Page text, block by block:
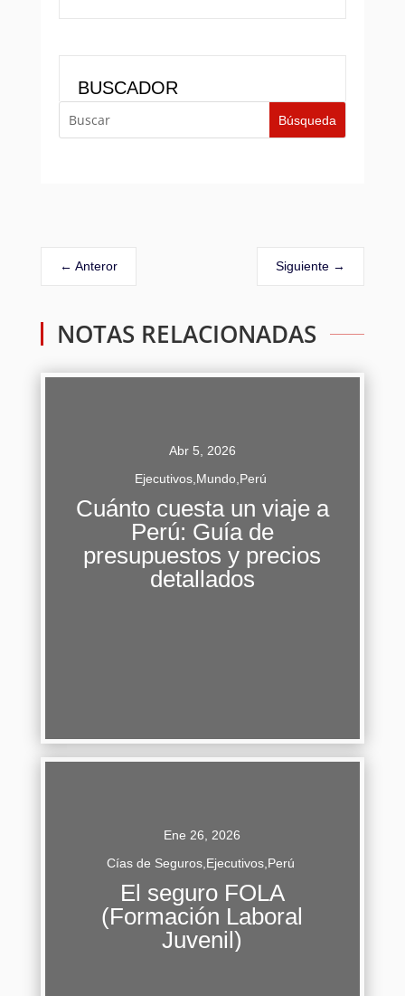
BUSCADOR
← Anteror Siguiente →
NOTAS RELACIONADAS
Abr 5, 2026
Ejecutivos Mundo Perú
Cuánto cuesta un viaje a
Perú: Guía de
presupuestos y precios
detallados
Explorar Perú, tierra de ancestrales
civilizaciones y paisajes vertiginosos, requiere
de una planificación meticulosa que comienza
Ene 26, 2026
Cías de Seguros Ejecutivos Perú
El seguro FOLA
(Formación Laboral
Juvenil)
El Fondo para la Formación Laboral Juvenil
(FOLA) emerge como una herramienta
financiera clave para impulsar la inserción